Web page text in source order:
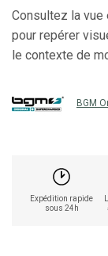
Consultez la
pour repérer
le contexte de
BGM
Expédition rapide
sous 24h